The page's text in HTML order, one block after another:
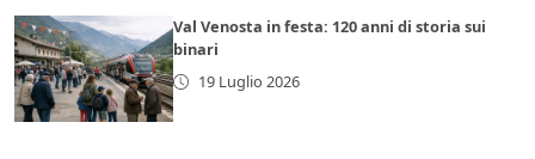
Val Venosta in festa: 120 anni di storia sui
binari
19 Luglio 2026